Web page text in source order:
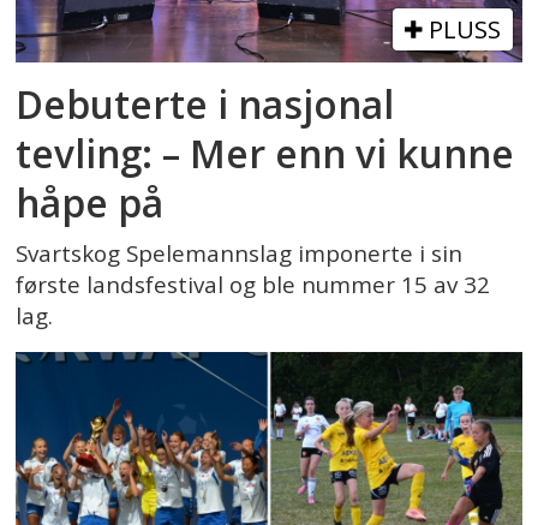
PLUSS
Debuterte i nasjonal
tevling: – Mer enn vi kunne
håpe på
Svartskog Spelemannslag imponerte i sin
første landsfestival og ble nummer 15 av 32
lag.